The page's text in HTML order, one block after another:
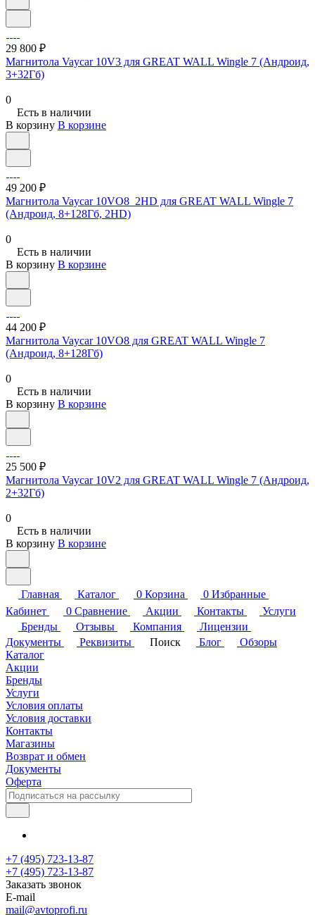
29 800 ₽
Магнитола Vaycar 10V3 для GREAT WALL Wingle 7 (Андроид,
3+32Гб)
0
Есть в наличии
В корзину В корзине
49 200 ₽
Магнитола Vaycar 10VO8_2HD для GREAT WALL Wingle 7
(Андроид, 8+128Гб, 2HD)
0
Есть в наличии
В корзину В корзине
44 200 ₽
Магнитола Vaycar 10VO8 для GREAT WALL Wingle 7
(Андроид, 8+128Гб)
0
Есть в наличии
В корзину В корзине
25 500 ₽
Магнитола Vaycar 10V2 для GREAT WALL Wingle 7 (Андроид,
2+32Гб)
0
Есть в наличии
В корзину В корзине
Главная Каталог 0 Корзина 0 Избранные
Кабинет
0 Сравнение Акции Контакты
Услуги
Бренды
Отзывы Компания
Лицензии
Документы
Реквизиты Поиск Блог
Обзоры
Каталог
Акции
Бренды
Услуги
Условия оплаты
Условия доставки
Контакты
Магазины
Возврат и обмен
Документы
Оферта
+7 (495) 723-13-87
+7 (495) 723-13-87
Заказать звонок
E-mail
mail@avtoprofi.ru